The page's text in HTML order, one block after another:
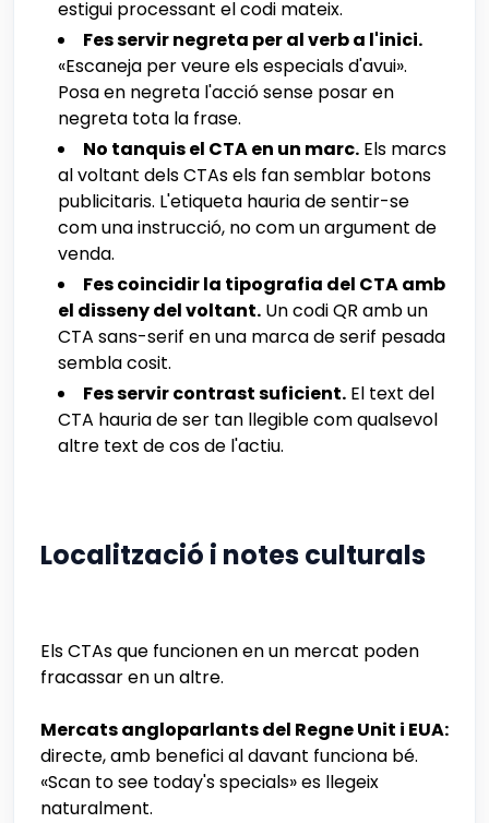
estigui processant el codi mateix.
Fes servir negreta per al verb a l'inici.
«Escaneja per veure els especials d'avui».
Posa en negreta l'acció sense posar en
negreta tota la frase.
No tanquis el CTA en un marc. Els marcs
al voltant dels CTAs els fan semblar botons
publicitaris. L'etiqueta hauria de sentir-se
com una instrucció, no com un argument de
venda.
Fes coincidir la tipografia del CTA amb
el disseny del voltant. Un codi QR amb un
CTA sans-serif en una marca de serif pesada
sembla cosit.
Fes servir contrast suficient. El text del
CTA hauria de ser tan llegible com qualsevol
altre text de cos de l'actiu.
Localització i notes culturals
Els CTAs que funcionen en un mercat poden
fracassar en un altre.
Mercats angloparlants del Regne Unit i EUA:
directe, amb benefici al davant funciona bé.
«Scan to see today's specials» es llegeix
naturalment.